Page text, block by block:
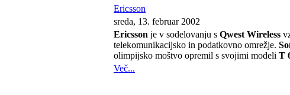
Ericsson
sreda, 13. februar 2002
Ericsson je v sodelovanju s Qwest Wireless
telekomunikacijsko in podatkovno omrežje.
olimpijsko moštvo opremil s svojimi modeli T
Več...